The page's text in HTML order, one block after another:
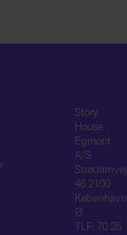
Story
House
Egmont
A/S
Strødamvej
46 2100
København
Ø
TLF: 70 25